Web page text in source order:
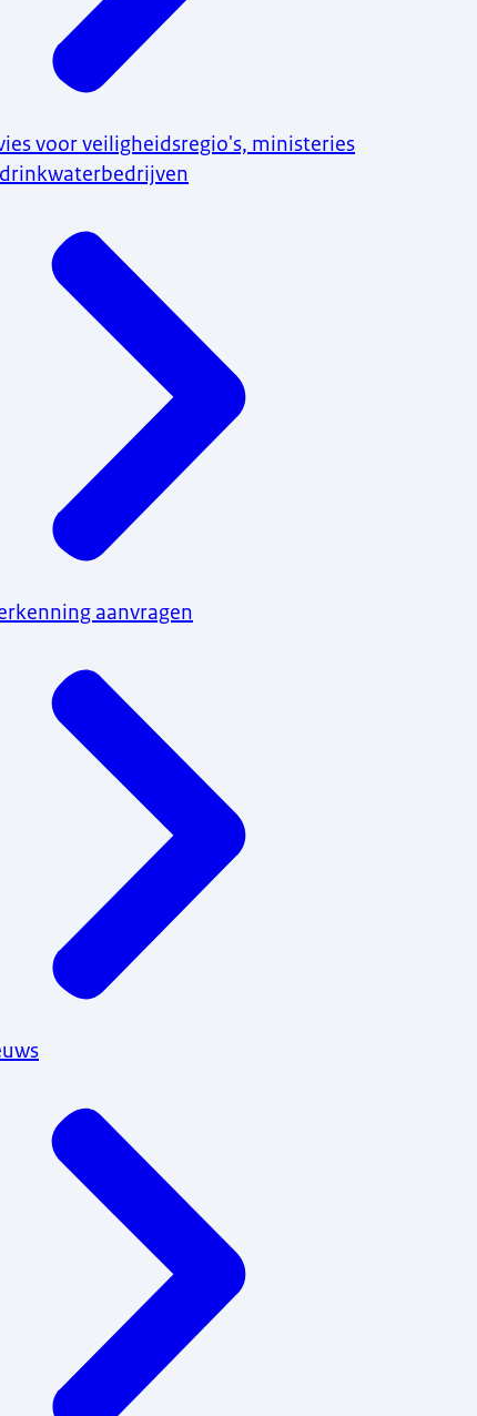
voor veiligheidsregio's, ministeries
aanvragen